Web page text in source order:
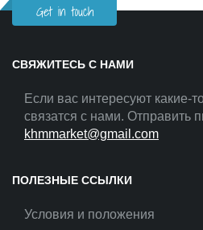
Get in touch
СВЯЖИТЕСЬ С НАМИ
Если вас интересуют какие-
связатся с нами. Отправить
khmmarket@gmail.com
ПОЛЕЗНЫЕ ССЫЛКИ
Условия и положения